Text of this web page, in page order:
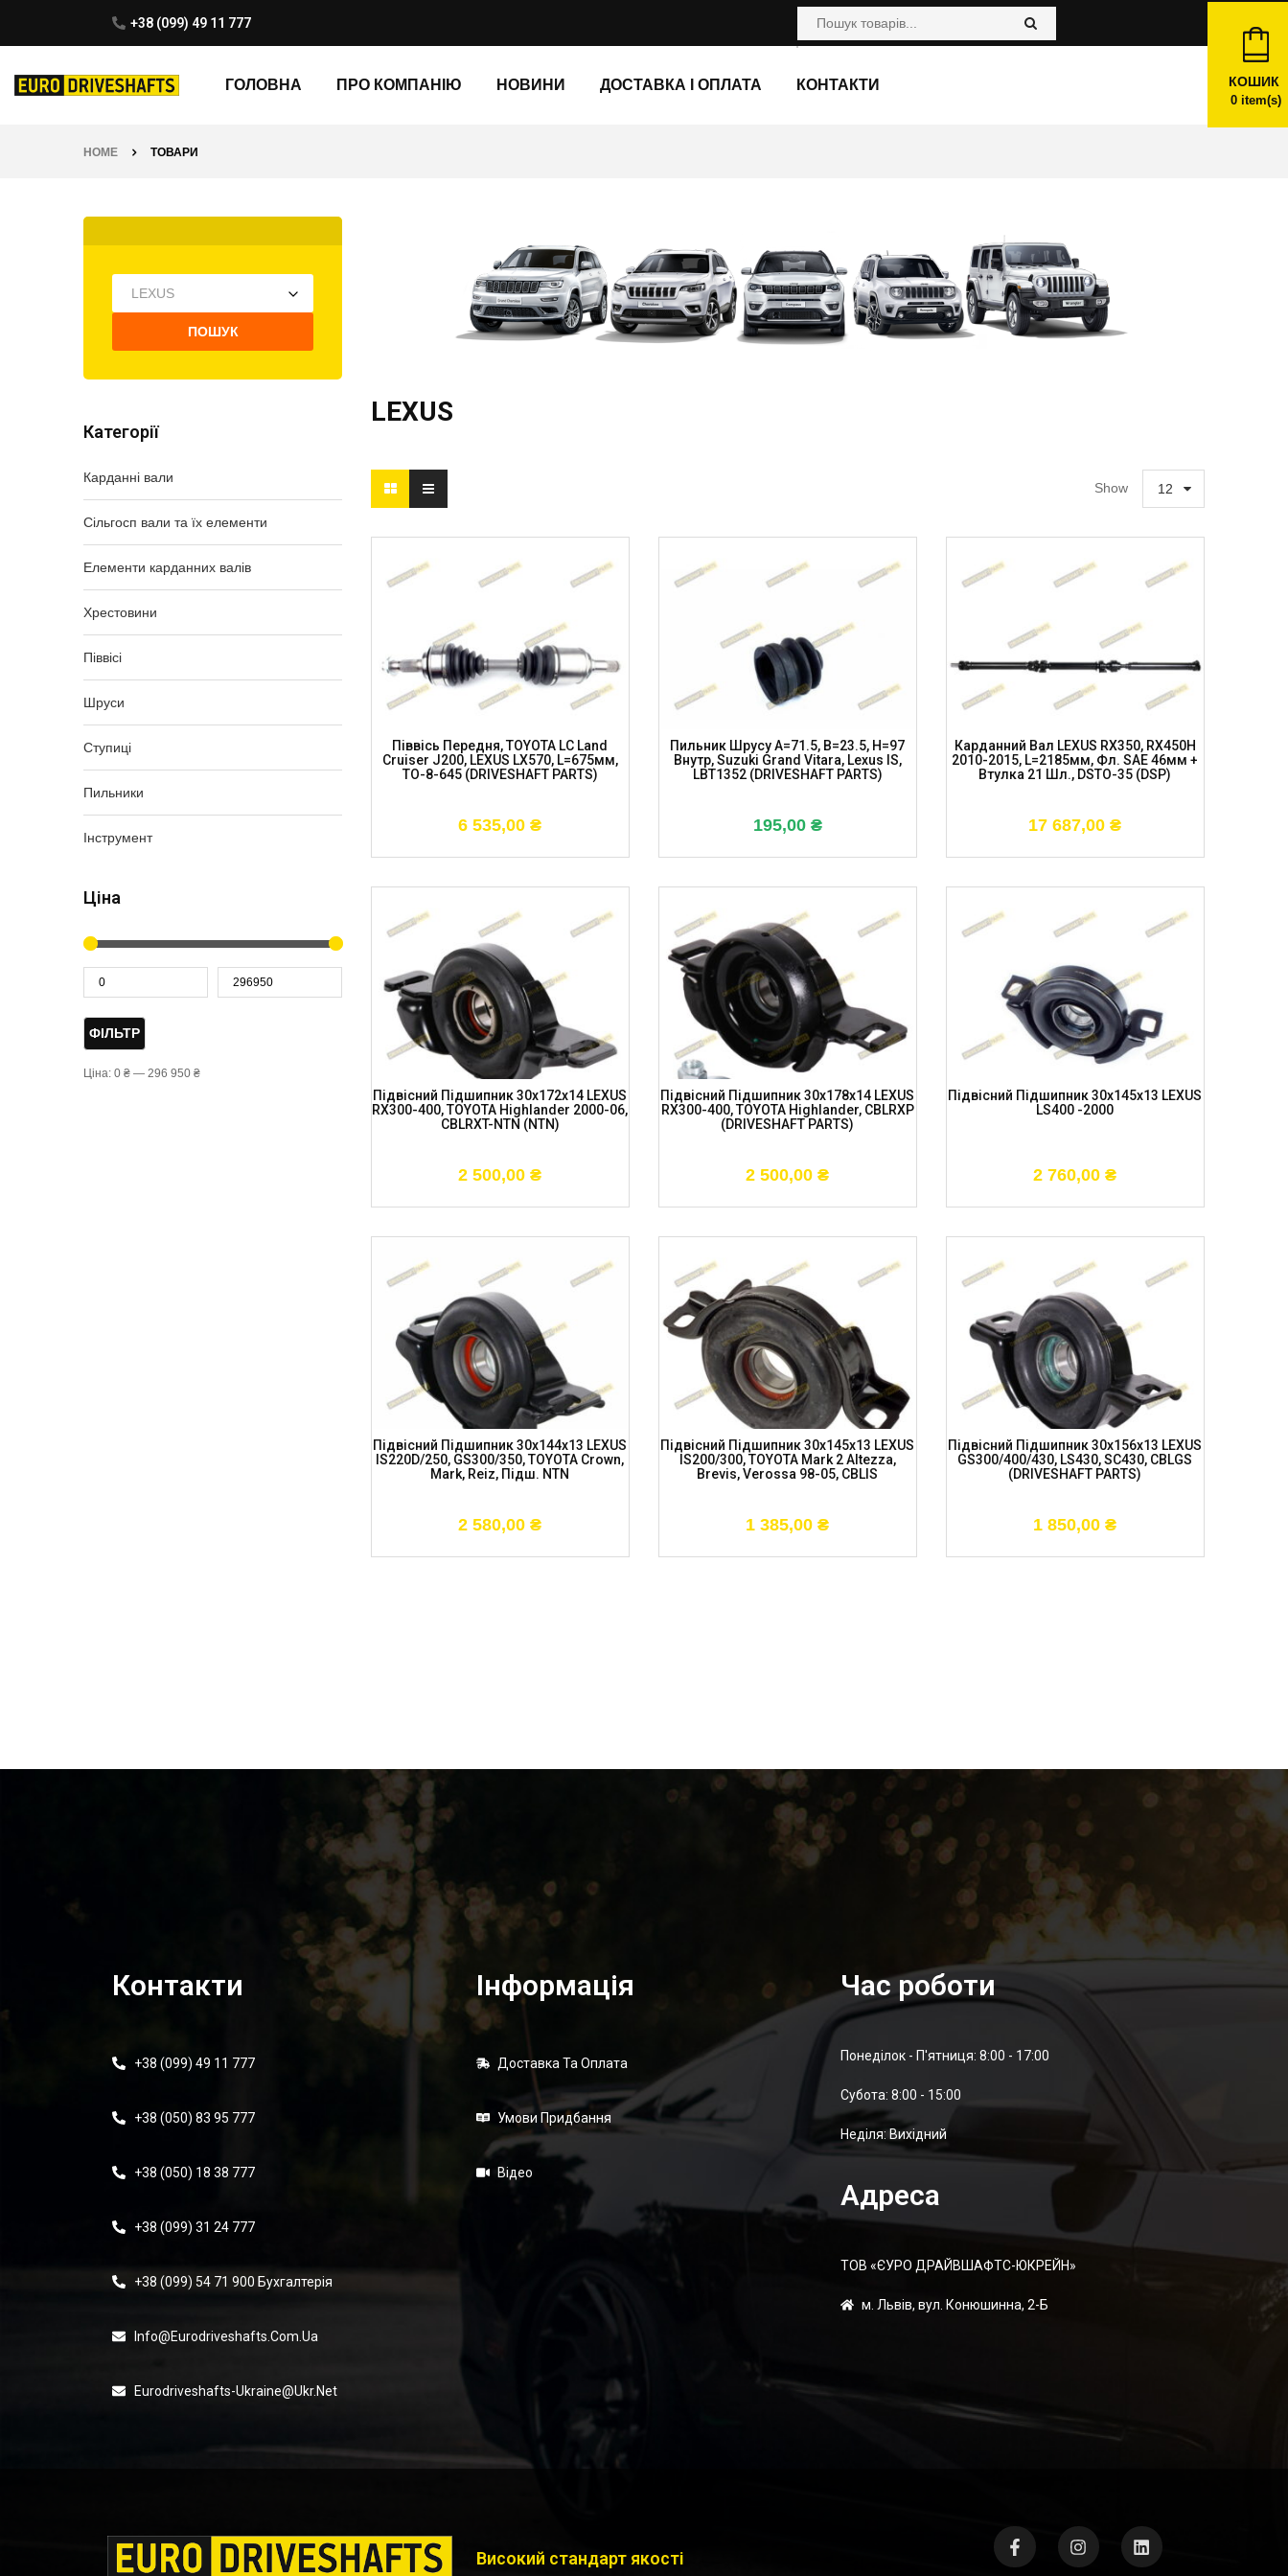
+38 (099) 49 11 777
ГОЛОВНА ПРО КОМПАНІЮ НОВИНИ ДОСТАВКА І ОПЛАТА КОНТАКТИ КОШИК
0item(s)
HOME ТОВАРИ
LEXUS
ПОШУК
Категорії
Карданні вали
Сільгосп вали та їх елементи
Елементи карданних валів
Хрестовини
Піввісі
Шруси
Ступиці
Пильники
Інструмент
Ціна
ФІЛЬТР
Ціна: 0 ₴ — 296 950 ₴
LEXUS
Show 12
Піввісь Передня, TOYOTA LC Land
Cruiser J200, LEXUS LX570, L=675мм,
TO-8-645 (DRIVESHAFT PARTS)
6 535,00₴
Пильник Шрусу A=71.5, B=23.5, H=97
Внутр, Suzuki Grand Vitara, Lexus IS,
LBT1352 (DRIVESHAFT PARTS)
195,00 ₴
Карданний Вал LEXUS RX350, RX450H
2010-2015, L=2185мм, Фл. SAE 46мм +
Втулка 21 Шл., DSTO-35 (DSP)
17 687,00₴
Підвісний Підшипник 30x172x14 LEXUS
RX300-400, TOYOTA Highlander 2000-06,
CBLRXT-NTN (NTN)
2 500,00₴
Підвісний Підшипник 30x178x14 LEXUS
RX300-400, TOYOTA Highlander, CBLRXP
(DRIVESHAFT PARTS)
2 500,00₴
Підвісний Підшипник 30x145x13 LEXUS
LS400 -2000
2 760,00₴
Підвісний Підшипник 30x144x13 LEXUS
IS220D/250, GS300/350, TOYOTA Crown,
Mark, Reiz, Підш. NTN
2 580,00₴
Підвісний Підшипник 30x145x13 LEXUS
IS200/300, TOYOTA Mark 2 Altezza,
Brevis, Verossa 98-05, CBLIS
1 385,00₴
Підвісний Підшипник 30x156x13 LEXUS
GS300/400/430, LS430, SC430, CBLGS
(DRIVESHAFT PARTS)
1 850,00₴
Контакти
+38 (099) 49 11 777
+38 (050) 83 95 777
+38 (050) 18 38 777
+38 (099) 31 24 777
+38 (099) 54 71 900 Бухгалтерія
Info@eurodriveshafts.com.ua
Eurodriveshafts-Ukraine@ukr.net
Інформація
Доставка Та Оплата
Умови Придбання
Відео
Час роботи
Понеділок - П'ятниця: 8:00 - 17:00
Суботa: 8:00 - 15:00
Неділя: Вихідний
Адреса
ТОВ «ЄУРО ДРАЙВШАФТC-ЮКРЕЙН»
м. Львів, вул. Конюшинна, 2-Б
Високий стандарт якості